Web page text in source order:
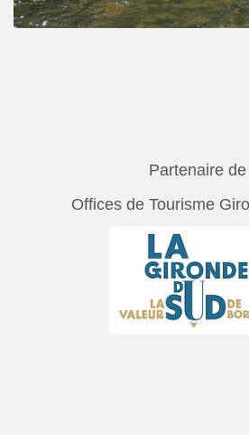
Partenaire de
Offices de Tourisme